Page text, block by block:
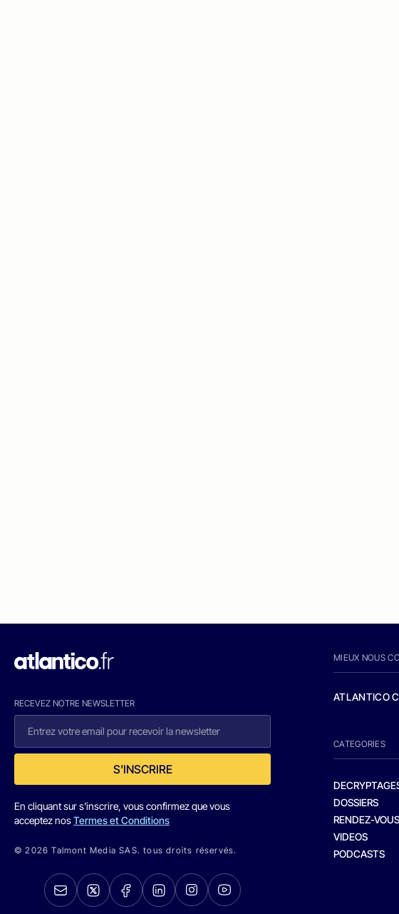
RECEVEZ NOTRE NEWSLETTER
S'INSCRIRE
En cliquant sur s'inscrire, vous confirmez que vous
acceptez nosTermes et Conditions
© 2026 Talmont Media SAS. tous droits réservés.
MIEUX NOUS
ATLANTICO
CATEGORIES
DOSSIERS
RENDEZ-VOUS
VIDEOS
PODCASTS